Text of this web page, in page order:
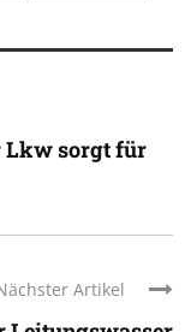
Lkw sorgt für
Artikel